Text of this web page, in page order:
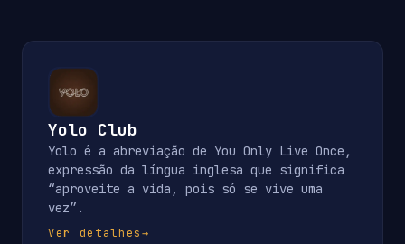
Yolo Club
Yolo é a abreviação de You Only Live Once,
expressão da língua inglesa que significa
“aproveite a vida, pois só se vive uma
vez”.
Ver detalhes→